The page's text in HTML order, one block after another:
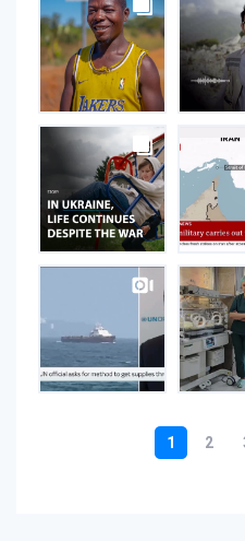
on
Instagram